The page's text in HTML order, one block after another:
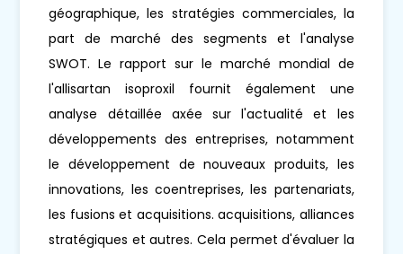
géographique, les stratégies commerciales, la
part de marché des segments et l'analyse
SWOT. Le rapport sur le marché mondial de
l'allisartan isoproxil fournit également une
analyse détaillée axée sur l'actualité et les
développements des entreprises, notamment
le développement de nouveaux produits, les
innovations, les coentreprises, les partenariats,
les fusions et acquisitions. acquisitions, alliances
stratégiques et autres. Cela permet d'évaluer la